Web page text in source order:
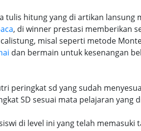
tulis hitung yang di artikan
, di winner prestasi memberikan
misal seperti metode
dan bermain untuk kesenangan
peringkat sd yang sudah
SD sesuai mata pelajaran yang
di level ini yang telah